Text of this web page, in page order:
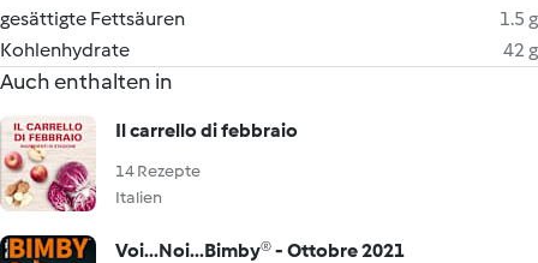
gesättigte Fettsäuren
1.5 g
Kohlenhydrate
42 g
Auch enthalten in
Il carrello di febbraio
14 Rezepte
Italien
Voi...Noi...Bimby® - Ottobre 2021